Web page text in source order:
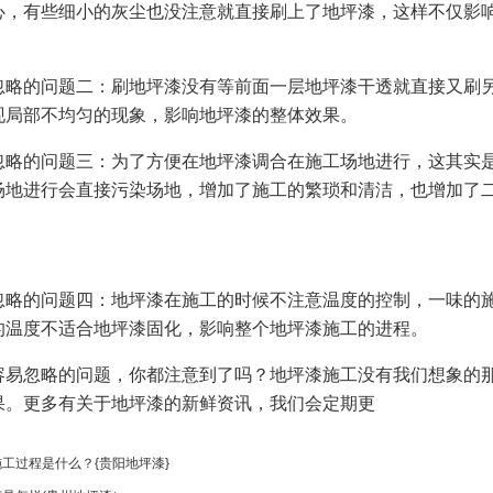
有些细小的灰尘也没注意就直接刷上了地坪漆，这样不仅影
的问题二：刷地坪漆没有等前面一层地坪漆干透就直接又刷
部不均匀的现象，影响地坪漆的整体效果。
的问题三：为了方便在地坪漆调合在施工场地进行，这其实
进行会直接污染场地，增加了施工的繁琐和清洁，也增加了
的问题四：地坪漆在施工的时候不注意温度的控制，一味
度不适合地坪漆固化，影响整个地坪漆施工的进程。
忽略的问题，你都注意到了吗？地坪漆施工没有我们想象的
更多有关于地坪漆的新鲜资讯，我们会定期更
过程是什么？{贵阳地坪漆}